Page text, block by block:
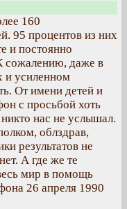
160
95 процентов из них
и постоянно
сожалению, даже в
и усиленном
От имени детей и
с просьбой хоть
нас не услышал.
облздрав,
результатов не
А где же те
мир в помощь
26 апреля 1990